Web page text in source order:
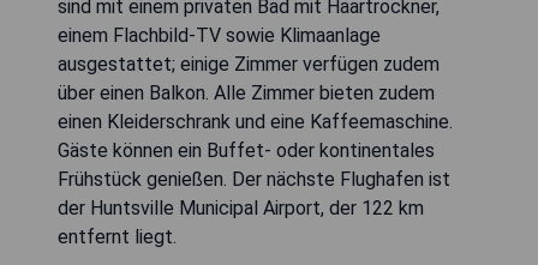
sind mit einem privaten Bad mit Haartrockner,
einem Flachbild-TV sowie Klimaanlage
ausgestattet; einige Zimmer verfügen zudem
über einen Balkon. Alle Zimmer bieten zudem
einen Kleiderschrank und eine Kaffeemaschine.
Gäste können ein Buffet- oder kontinentales
Frühstück genießen. Der nächste Flughafen ist
der Huntsville Municipal Airport, der 122 km
entfernt liegt.